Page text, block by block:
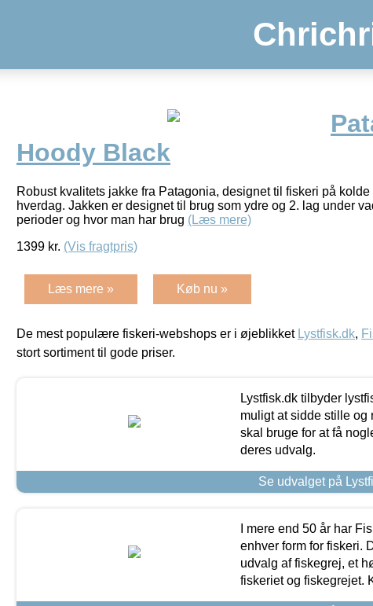
Hoody Black
Robust kvalitets jakke fra Patagonia, designet til fiskeri på
hverdag. Jakken er designet til brug som ydre og 2. lag under
perioder og hvor man har brug (Læs mere)
1399 kr. (Vis fragtpris)
Læs mere » Køb nu »
De mest populære fiskeri-webshops er i øjeblikket Lystfisk.dk,
stort sortiment til gode priser.
Lystfisk.dk tilbyder
muligt at sidde stille og
skal bruge for at få
deres udvalg.
Se udvalget på
I mere end 50 år har
enhver form for fiskeri.
udvalg af fiskegrej, et
fiskeriet og fiskegrejet.